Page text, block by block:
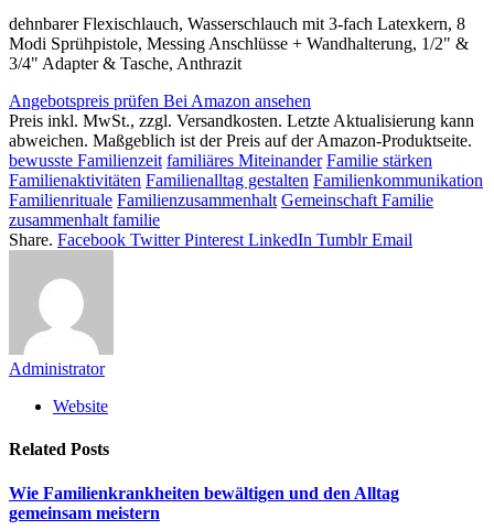
dehnbarer Flexischlauch, Wasserschlauch mit 3-fach Latexkern, 8
Modi Sprühpistole, Messing Anschlüsse + Wandhalterung, 1/2" &
3/4" Adapter & Tasche, Anthrazit
Angebotspreis prüfen Bei Amazon ansehen
Preis inkl. MwSt., zzgl. Versandkosten. Letzte Aktualisierung kann
abweichen. Maßgeblich ist der Preis auf der Amazon-Produktseite.
bewusste Familienzeit familiäres Miteinander Familie stärken
Familienaktivitäten Familienalltag gestalten Familienkommunikation
Familienrituale Familienzusammenhalt Gemeinschaft Familie
zusammenhalt familie
Share. Facebook Twitter Pinterest LinkedIn Tumblr Email
Administrator
Website
Related Posts
Wie Familienkrankheiten bewältigen und den Alltag
gemeinsam meistern